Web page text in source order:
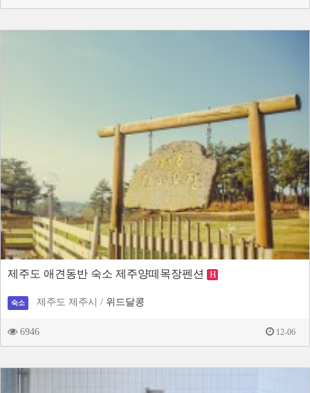
제주도 애견동반 숙소 제주양떼목장펜션 H
숙소 제주도 제주시 / 위드달콩
6946 12-06